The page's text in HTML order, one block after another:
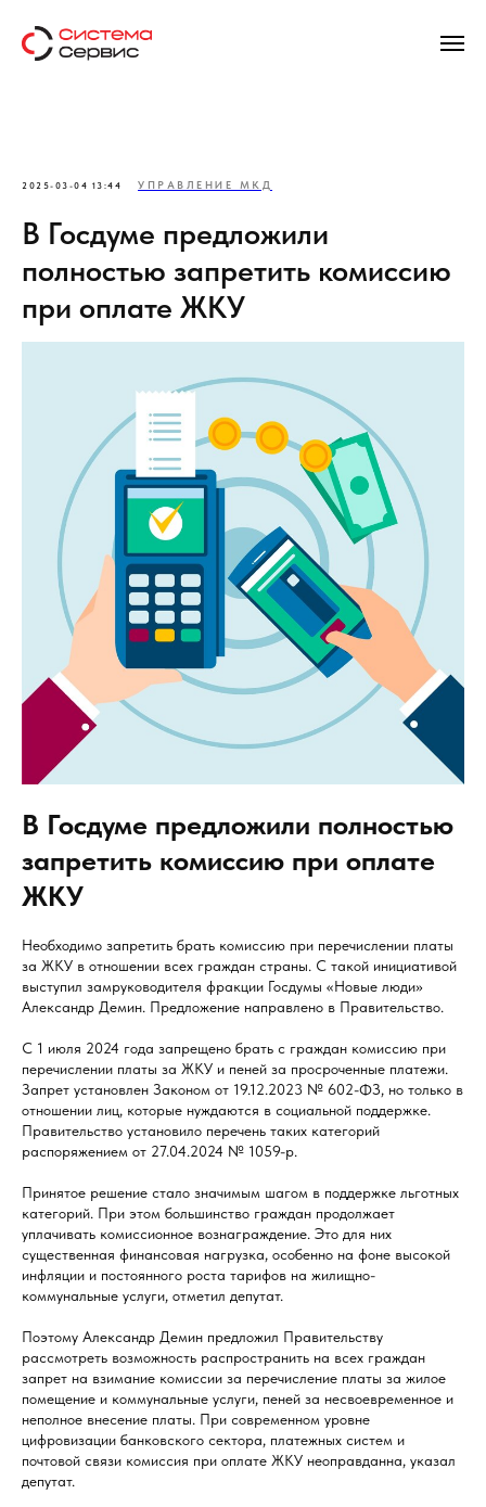
2025-03-04 13:44 УПРАВЛЕНИЕ МКД
В Госдуме предложили
полностью запретить комиссию
при оплате ЖКУ
В Госдуме предложили полностью
запретить комиссию при оплате
ЖКУ
Необходимо запретить брать комиссию при перечислении платы
за ЖКУ в отношении всех граждан страны. С такой инициативой
выступил замруководителя фракции Госдумы «Новые люди»
Александр Демин. Предложение направлено в Правительство.
С 1 июля 2024 года запрещено брать с граждан комиссию при
перечислении платы за ЖКУ и пеней за просроченные платежи.
Запрет установлен Законом от 19.12.2023 № 602-ФЗ, но только в
отношении лиц, которые нуждаются в социальной поддержке.
Правительство установило перечень таких категорий
распоряжением от 27.04.2024 № 1059-р.
Принятое решение стало значимым шагом в поддержке льготных
категорий. При этом большинство граждан продолжает
уплачивать комиссионное вознаграждение. Это для них
существенная финансовая нагрузка, особенно на фоне высокой
инфляции и постоянного роста тарифов на жилищно-
коммунальные услуги, отметил депутат.
Поэтому Александр Демин предложил Правительству
рассмотреть возможность распространить на всех граждан
запрет на взимание комиссии за перечисление платы за жилое
помещение и коммунальные услуги, пеней за несвоевременное и
неполное внесение платы. При современном уровне
цифровизации банковского сектора, платежных систем и
почтовой связи комиссия при оплате ЖКУ неоправданна, указал
депутат.